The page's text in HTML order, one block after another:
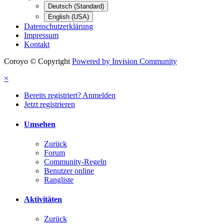
Deutsch (Standard)
English (USA)
Datenschutzerklärung
Impressum
Kontakt
Coroyo © Copyright Powered by Invision Community
×
Bereits registriert? Anmelden
Jetzt registrieren
Umsehen
Zurück
Forum
Community-Regeln
Benutzer online
Rangliste
Aktivitäten
Zurück